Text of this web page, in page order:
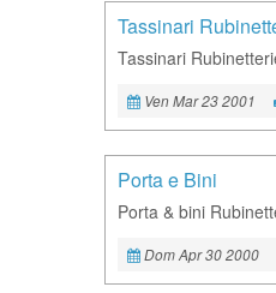
Tassinari
Tassinari
Ven Mar 23 2001
Porta e Bini
Porta & bini
Dom Apr 30 2000